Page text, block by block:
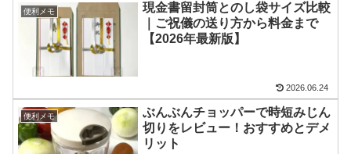
便利メモ
現金書留封筒とのし袋サイズ比較
｜ご祝儀の送り方から料金まで
【2026年最新版】
2026.06.24
便利メモ
ぶんぶんチョッパーで時短みじん
切りをレビュー！おすすめとデメ
リット